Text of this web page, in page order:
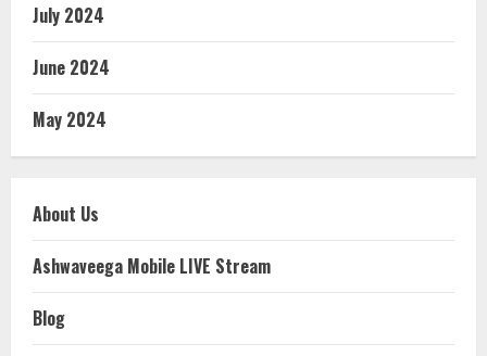
July 2024
June 2024
May 2024
About Us
Ashwaveega Mobile LIVE Stream
Blog